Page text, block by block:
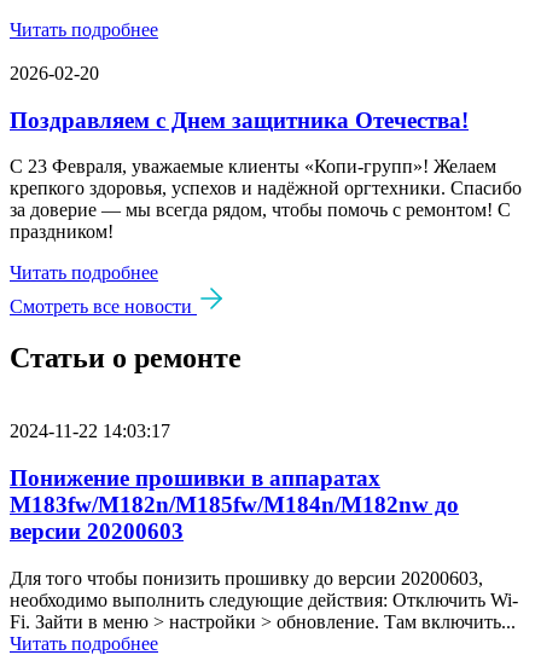
Читать подробнее
2026-02-20
Поздравляем с Днем защитника Отечества!
С 23 Февраля, уважаемые клиенты «Копи‑групп»! Желаем
крепкого здоровья, успехов и надёжной оргтехники. Спасибо
за доверие — мы всегда рядом, чтобы помочь с ремонтом! С
праздником!
Читать подробнее
Смотреть все новости
Статьи о ремонте
2024-11-22 14:03:17
Понижение прошивки в аппаратах
M183fw/M182n/M185fw/M184n/M182nw до
версии 20200603
Для того чтобы понизить прошивку до версии 20200603,
необходимо выполнить следующие действия: Отключить Wi-
Fi. Зайти в меню > настройки > обновление. Там включить...
Читать подробнее